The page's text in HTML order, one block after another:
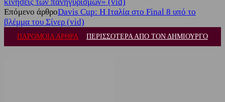
Επόμενο άρθροDavis Cup: Η Ιταλία στο Final 8 υπό το
βλέμμα του Σίνερ (vid)
ΠΑΡΟΜΟΙΑ ΑΡΘΡΑ ΠΕΡΙΣΣΟΤΕΡΑ ΑΠΟ ΤΟΝ ΔΗΜΙΟΥΡΓΟ